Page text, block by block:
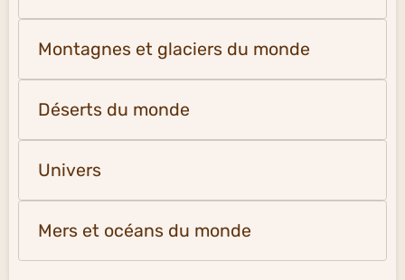
Montagnes et glaciers du monde
Déserts du monde
Univers
Mers et océans du monde